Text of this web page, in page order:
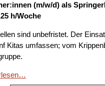
(m/w/d) als
h/Woche
sind unbefristet. Der
Kitas umfassen; vom